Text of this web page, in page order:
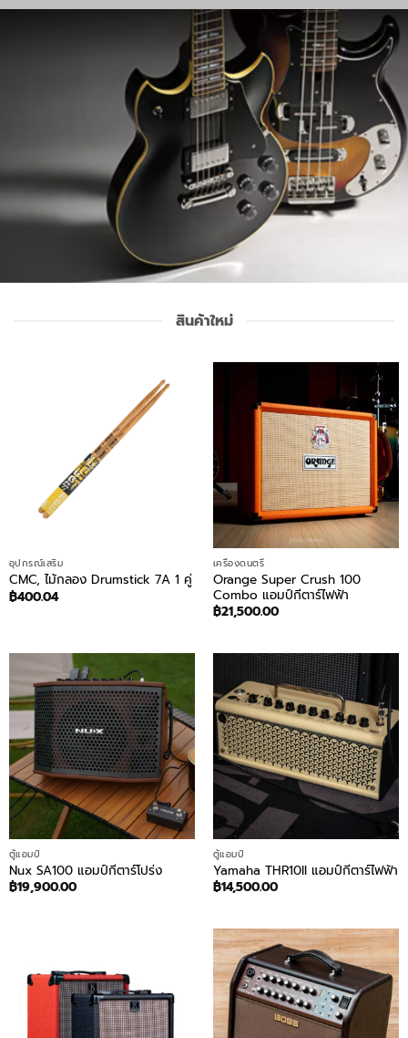
สินค้าใหม่
อุปกรณ์เสริม
CMC, ไม้กลอง Drumstick 7A 1 คู่
฿400.04
เครื่องดนตรี
Orange Super Crush 100
Combo แอมป์กีตาร์ไฟฟ้า
฿21,500.00
ตู้แอมป์
Nux SA100 แอมป์กีตาร์โปร่ง
฿19,900.00
ตู้แอมป์
Yamaha THR10II แอมป์กีตาร์ไฟฟ้า
฿14,500.00